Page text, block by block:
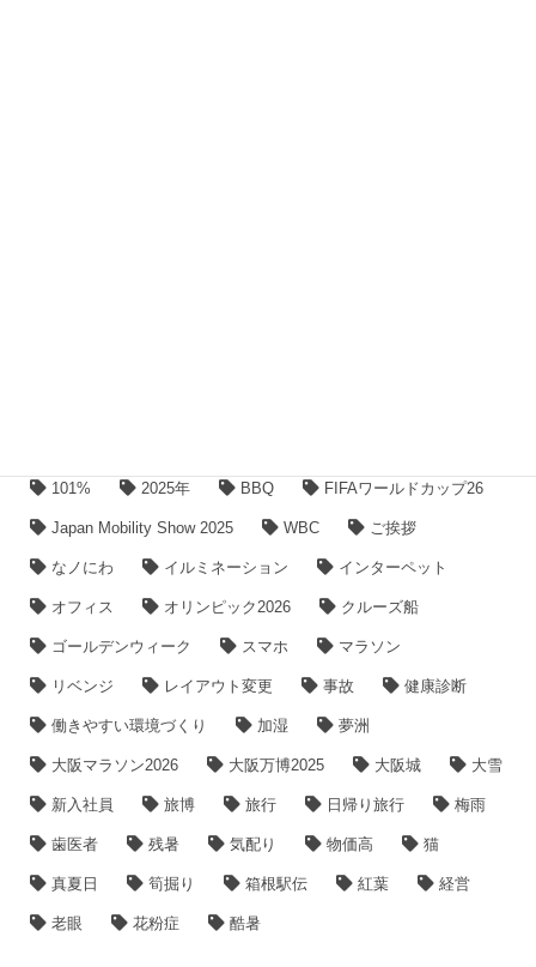
101% 2025年 BBQ FIFAワールドカップ26
Japan Mobility Show 2025 WBC ご挨拶
なノにわ イルミネーション インターペット
オフィス オリンピック2026 クルーズ船
ゴールデンウィーク スマホ マラソン
リベンジ レイアウト変更 事故 健康診断
働きやすい環境づくり 加湿 夢洲
大阪マラソン2026 大阪万博2025 大阪城 大雪
新入社員 旅博 旅行 日帰り旅行 梅雨
歯医者 残暑 気配り 物価高 猫
真夏日 筍掘り 箱根駅伝 紅葉 経営
老眼 花粉症 酷暑